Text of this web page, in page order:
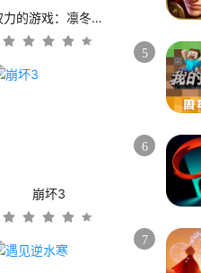
权力的游戏：凛冬将至
崩坏3
5
6
7